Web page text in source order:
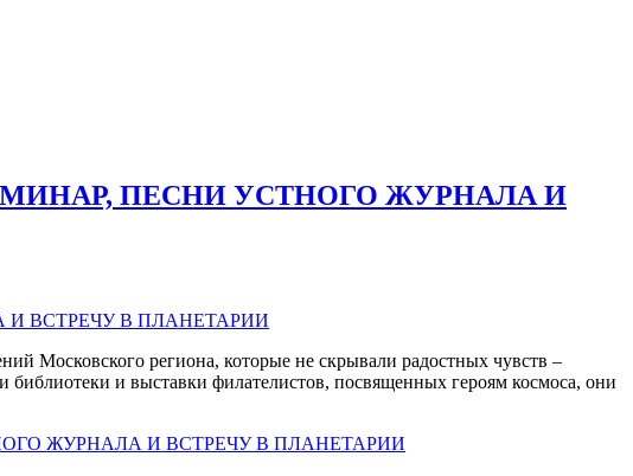
ПЕСНИ УСТНОГО ЖУРНАЛА И
Московского региона, которые не скрывали радостных чувств –
и выставки филателистов, посвященных героям космоса, они
ЖУРНАЛА И ВСТРЕЧУ В ПЛАНЕТАРИИ